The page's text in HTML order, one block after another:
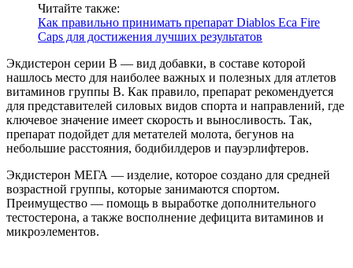
Читайте также:
Как правильно принимать препарат Diablos Eca Fire
Caps для достижения лучших результатов
Экдистерон серии В — вид добавки, в составе которой
нашлось место для наиболее важных и полезных для атлетов
витаминов группы В. Как правило, препарат рекомендуется
для представителей силовых видов спорта и направлений, где
ключевое значение имеет скорость и выносливость. Так,
препарат подойдет для метателей молота, бегунов на
небольшие расстояния, бодибилдеров и пауэрлифтеров.
Экдистерон МЕГА — изделие, которое создано для средней
возрастной группы, которые занимаются спортом.
Преимущество — помощь в выработке дополнительного
тестостерона, а также восполнение дефицита витаминов и
микроэлементов.